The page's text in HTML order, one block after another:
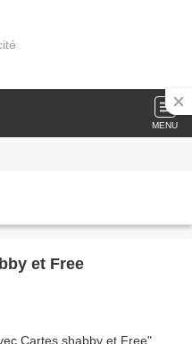
MENU
et Free